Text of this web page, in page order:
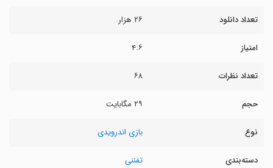
تعداد دانلود ۲۶ هزار
امتیاز ۴.۶
تعداد نظرات ۶۸
حجم ۲۹ مگابایت
نوع بازی اندرویدی
دسته‌بندی تفننی